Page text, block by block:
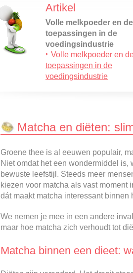
Artikel
Volle melkpoeder en de
toepassingen in de
voedingsindustrie
Volle melkpoeder wordt
gemaakt door het water
uit verse melk te
Volle melkpoeder en
toepassingen in de
voedingsindustrie
Matcha en diëten:
Groene thee is al eeuwen populair,
Niet omdat het een wondermiddel is,
bewuste leefstijl. Steeds meer
kiezen voor matcha als vast moment
dát maakt matcha interessant
We nemen je mee in een andere
maar hoe matcha zich verhoudt tot
Matcha binnen een dieet: